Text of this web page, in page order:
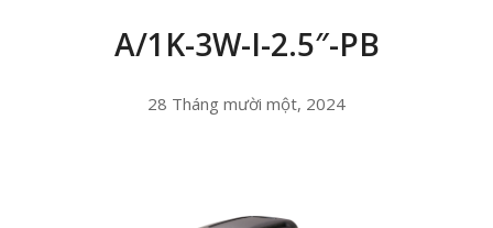
A/1K-3W-I-2.5″-PB
28 Tháng mười một, 2024